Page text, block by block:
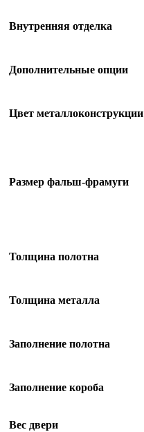
Внутренняя отделка
Дополнительные опции
Цвет металлоконструкции
Размер фальш-фрамуги
Толщина полотна
Толщина металла
Заполнение полотна
Заполнение короба
Вес двери